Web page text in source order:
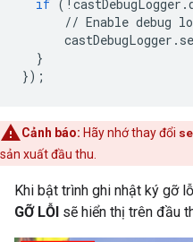
if ( ! castDebugLogger .
// Enable debug
castDebugLogger .
}
});
Cảnh báo: Hãy nhớ thay đổi
sản xuất đầu thu.
Khi bật trình ghi nhật ký gỡ
GỠ LỖI sẽ hiển thị trên đầu